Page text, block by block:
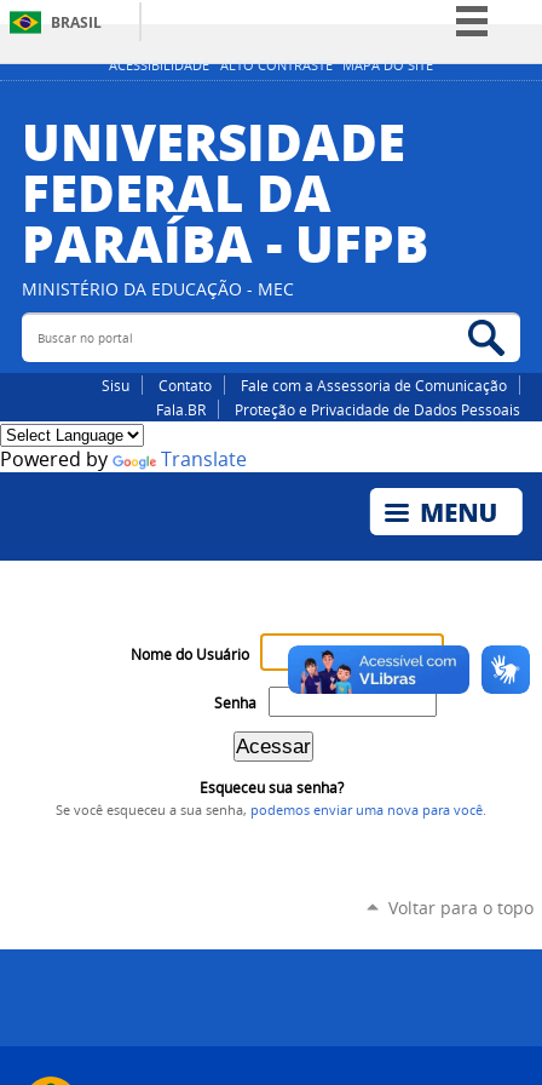
ACESSIBILIDADE ALTO CONTRASTE MAPA DO SITE
BRASIL
Simplifique!
Participe
Acesso à informação
Canais
UNIVERSIDADE
FEDERAL DA
PARAÍBA - UFPB
MINISTÉRIO DA EDUCAÇÃO - MEC
Buscar no portal
Sisu Contato
Fale com a Assessoria de Comunicação
Fala.BR
Proteção e Privacidade de Dados Pessoais
Powered by Translate
Nome do Usuário
Senha
Esqueceu sua senha?
Se você esqueceu a sua senha, podemos enviar uma nova para você
Voltar para o topo